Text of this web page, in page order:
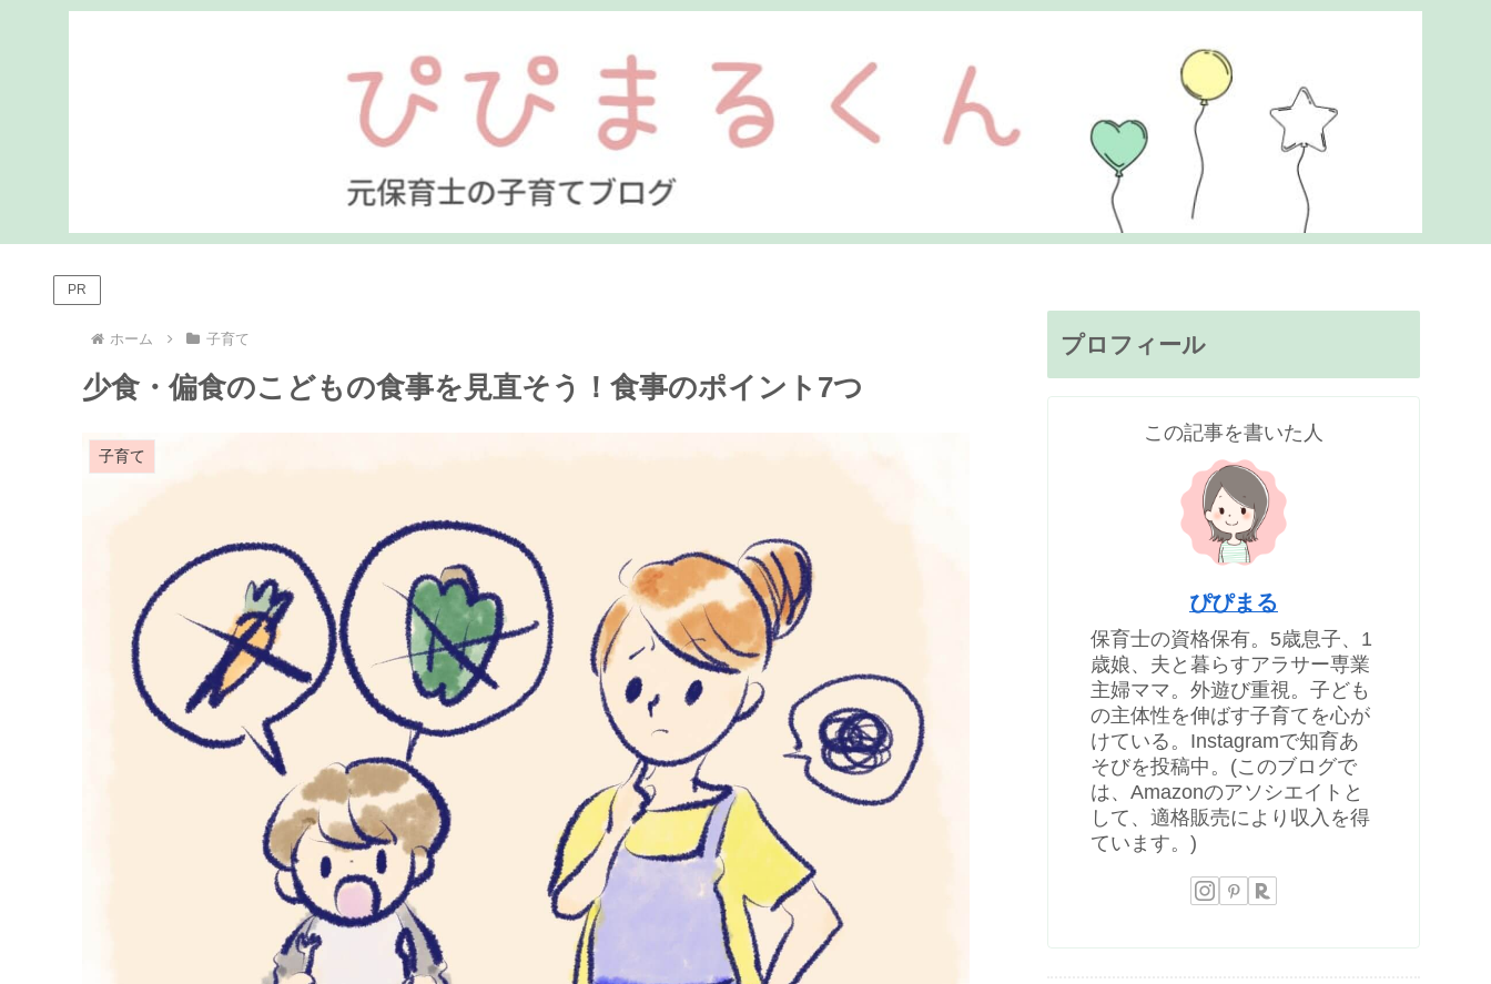
PR
ホーム 子育て
少食・偏食のこどもの食事を見直そう！食事のポイント7つ
子育て
プロフィール
この記事を書いた人
ぴぴまる
保育士の資格保有。5歳息子、1
歳娘、夫と暮らすアラサー専業
主婦ママ。外遊び重視。子ども
の主体性を伸ばす子育てを心が
けている。Instagramで知育あ
そびを投稿中。(このブログで
は、Amazonのアソシエイトと
して、適格販売により収入を得
ています。)